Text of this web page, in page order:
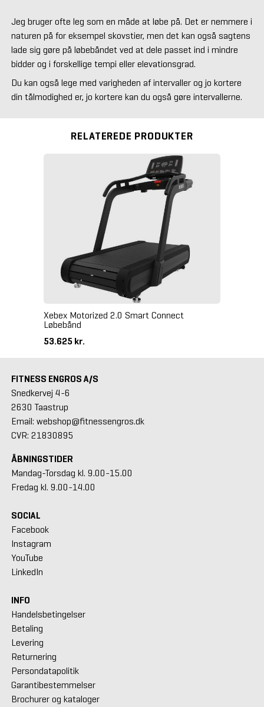
Jeg bruger ofte leg som en måde at løbe på. Det er nemmere i
naturen på for eksempel skovstier, men det kan også sagtens
lade sig gøre på løbebåndet ved at dele passet ind i mindre
bidder og i forskellige tempi eller elevationsgrad.
Du kan også lege med varigheden af intervaller og jo kortere
din tålmodighed er, jo kortere kan du også gøre intervallerne.
RELATEREDE PRODUKTER
Xebex Motorized 2.0 Smart Connect
Løbebånd
53.625 kr.
FITNESS ENGROS A/S
Snedkervej 4-6
2630 Taastrup
Email: webshop@fitnessengros.dk
CVR: 21830895
ÅBNINGSTIDER
Mandag-Torsdag kl. 9.00-15.00
Fredag kl. 9.00-14.00
SOCIAL
Facebook
Instagram
YouTube
LinkedIn
INFO
Handelsbetingelser
Betaling
Levering
Returnering
Persondatapolitik
Garantibestemmelser
Brochurer og kataloger